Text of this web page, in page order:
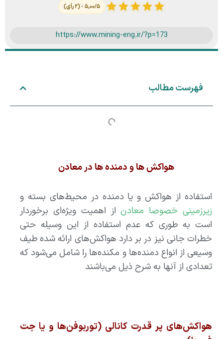
۵,۰۰/۵ - (۲ رأی)
https://www.mining-eng.ir/?p=173
فهرست مطالب
هواکش ها و دمنده ها در معادن
استفاده از هواکش و یا دمنده در محیط‌های بسته و
زیرزمینی خصوصا معادناز اهمیت ویژه‌ای برخوردار
است به طوری که عدم استفاده از این وسیله حتی
خطرات جانی نیز در بر دارد هواکش‌های ارائه شده طیف
وسیعی از انواع دمنده‌ها و مکنده‌ها را شامل می‌شود که
تعدادی از آنها به شرح ذیل می‌باشند
هواکش‌های پر قدرت کانالی (توربوفن‌ها و یا جت